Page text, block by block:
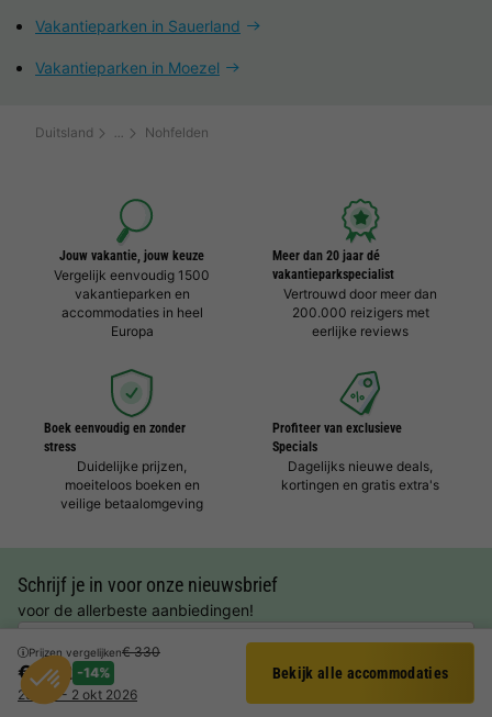
Filter
Prijzen vergelijken€ 330
-14%
€ 282
29 sep - 2 okt 2026
Bekijk alle accommodaties
Vakantieparken in Sauerland
Vakantieparken in Moezel
Duitsland Nohfelden
Jouw vakantie, jouw keuze
Vergelijk eenvoudig 1500
vakantieparken en
accommodaties in heel
Europa
Meer dan 20 jaar dé
vakantieparkspecialist
Vertrouwd door meer dan
200.000 reizigers met
eerlijke reviews
Boek eenvoudig en zonder
stress
Duidelijke prijzen,
moeiteloos boeken en
veilige betaalomgeving
Profiteer van exclusieve
Specials
Dagelijks nieuwe deals,
kortingen en gratis extra's
Schrijf je in voor onze nieuwsbrief
voor de allerbeste aanbiedingen!
Aanmelden